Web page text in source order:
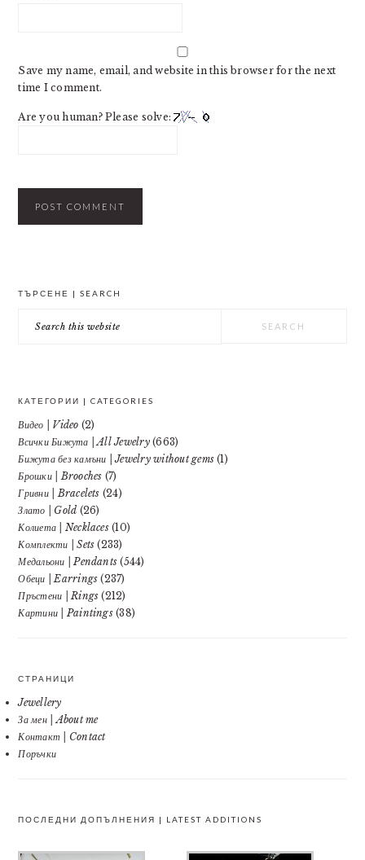
Save my name, email, and website in this browser for the next
time I comment.
Are you human? Please solve:
ТЪРСЕНЕ | SEARCH
this
КАТЕГОРИИ | CATEGORIES
Видео | Video (2)
Всички Бижута | All Jewelry(663)
Бижута без камъни | Jewelry without gems (1)
Брошки | Brooches (7)
Гривни | Bracelets (24)
Злато | Gold (26)
Колиета | Necklaces(10)
Комплекти | Sets (233)
Медальони | Pendants (544)
Обеци | Earrings (237)
Пръстени | Rings (212)
Картини | Paintings(38)
СТРАНИЦИ
Jewellery
За мен | About me
Контакт | Contact
Поръчки
ПОСЛЕДНИ ДОПЪЛНЕНИЯ | LATEST ADDITIONS